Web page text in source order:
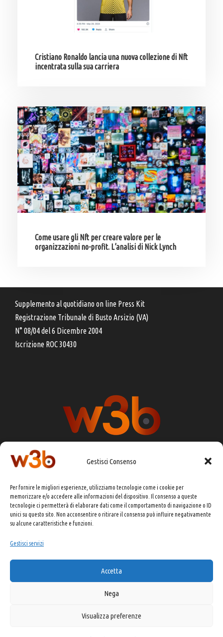
Gestisci Consenso
Per fornire le migliori esperienze, utilizziamo tecnologie come i cookie per
memorizzare e/o accedere alle informazioni del dispositivo. Il consenso a queste
tecnologie ci permetterà di elaborare dati come il comportamento di navigazione o ID
unici su questo sito. Non acconsentire o ritirare il consenso può influire negativamente
su alcune caratteristiche e funzioni.
Gestisci servizi
Accetta
Nega
Visualizza preferenze
Cristiano Ronaldo lancia una nuova collezione di Nft
incentrata sulla sua carriera
Come usare gli Nft per creare valore per le
organizzazioni no-profit. L’analisi di Nick Lynch
Supplemento al quotidiano on line Press Kit
Registrazione Tribunale di Busto Arsizio (VA)
N° 08/04 del 6 Dicembre 2004
Iscrizione ROC 30430
DIRETTORE RESPONSABILE:
CHIARA PORTA
REDAZIONE & GRAFICA:EOIPSO.IT
EDITORE:EOIPSO.IT
CONTATTI:redazione@presskit.it
COPYRIGHT 2025 EO IPSO SRL
PRIVACY POLICY&COOKIE POLICY
Made with ❤️ and ☕ by Kitsune USA